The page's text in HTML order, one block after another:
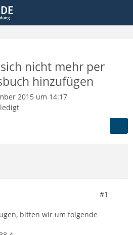
nicht mehr per
hinzufügen
2015 um 14:17
#1
bitten wir um folgende